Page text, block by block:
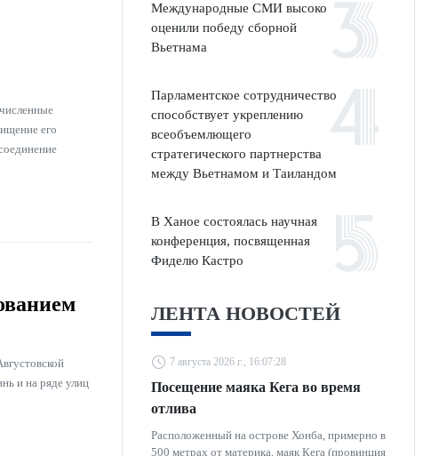
его
и на ряде улиц
Международные СМИ высоко
оценили победу сборной
Вьетнама
Парламентское сотрудничество
способствует укреплению
всеобъемлющего
стратегического партнерства
между Вьетнамом и Таиландом
В Ханое состоялась научная
конференция, посвященная
Фиделю Кастро
ЛЕНТА НОВОСТЕЙ
7 августа 2026 г., 16:07:28
Посещение маяка Кега во время
отлива
Расположенный на острове Хонба, примерно в
500 метрах от материка, маяк Кега (провинция